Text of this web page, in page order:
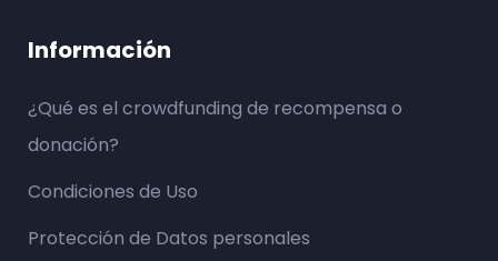
Información
¿Qué es el crowdfunding de recompensa o
donación?
Condiciones de Uso
Protección de Datos personales